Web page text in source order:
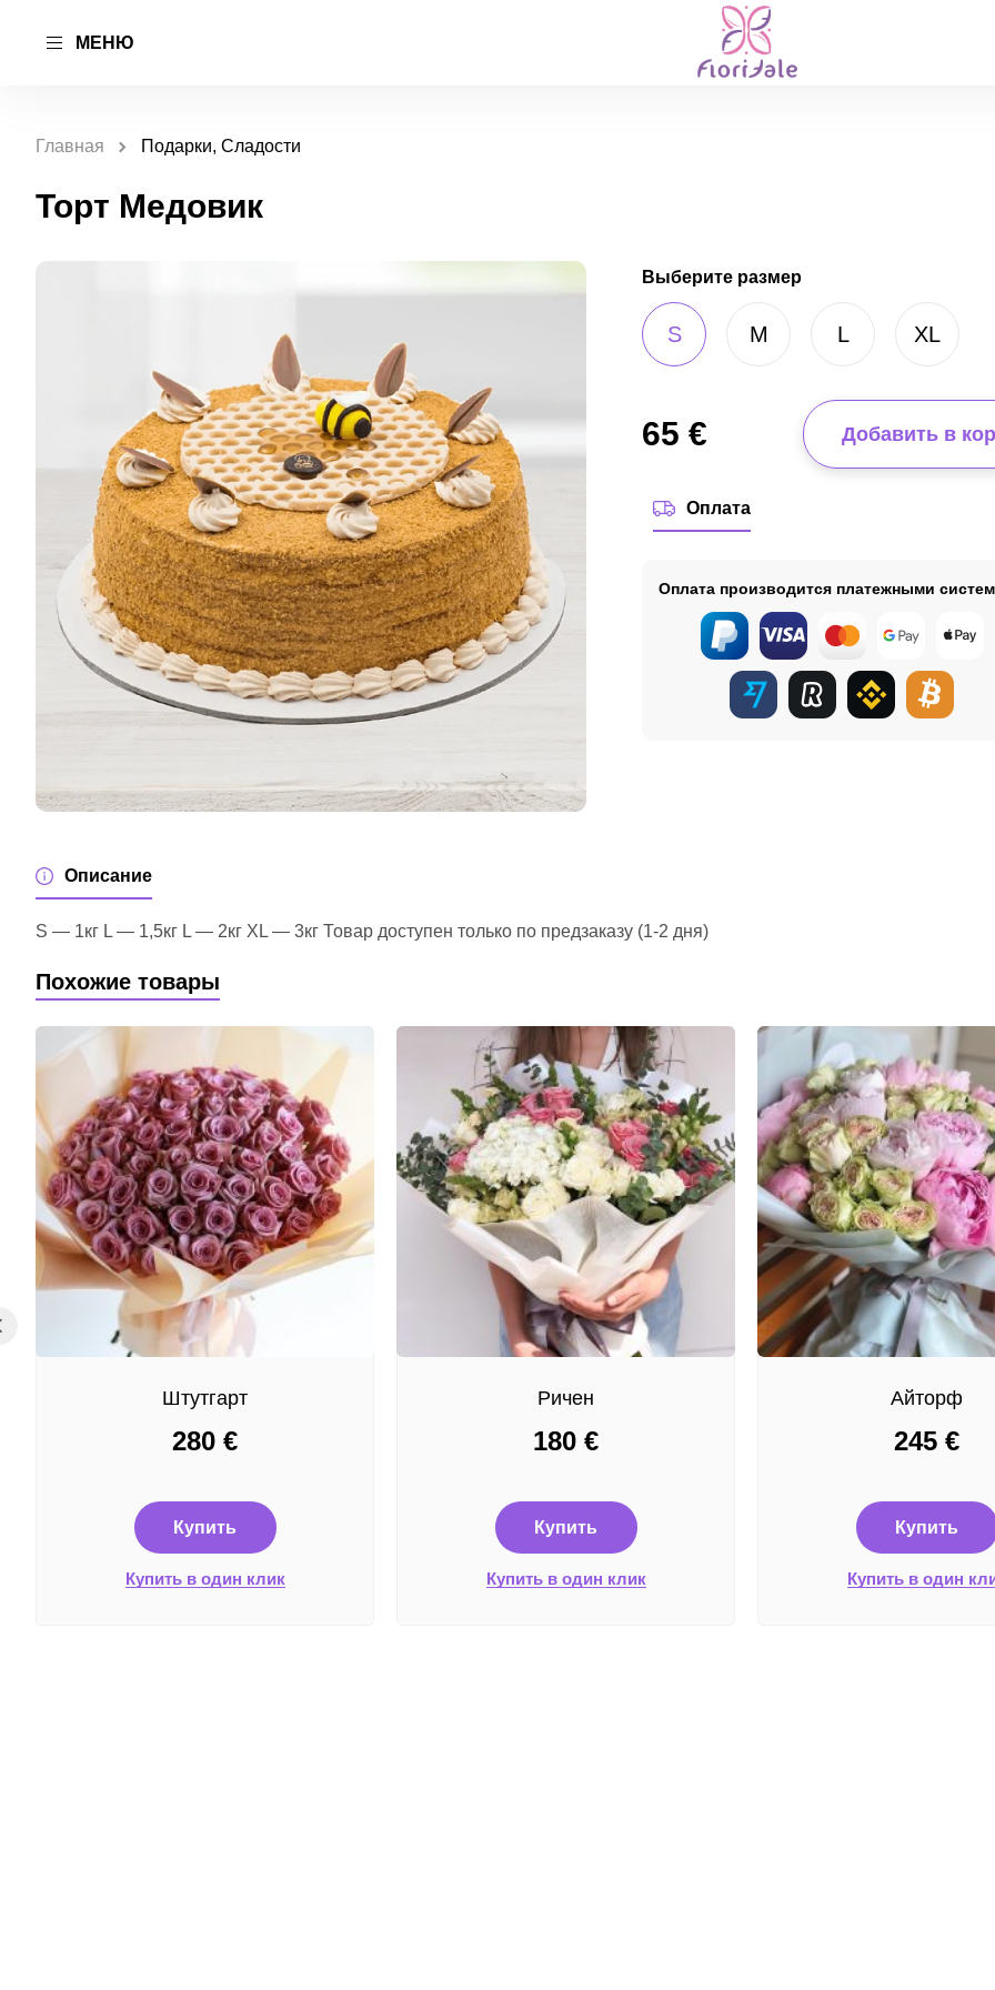
МЕНЮ
Главная Подарки, Сладости
Торт Медовик
Выберите размер
S M L XL
65 € Добавить в
Оплата
Оплата производится платежными
Описание
S — 1кг L — 1,5кг L — 2кг XL — 3кг Товар доступен только по предзаказу (1-2 дня)
Похожие товары
Штутгарт
280 €
Купить
Купить в один клик
Ричен
180 €
Купить
Купить в один клик
Айторф
245 €
Купить
Купить в один